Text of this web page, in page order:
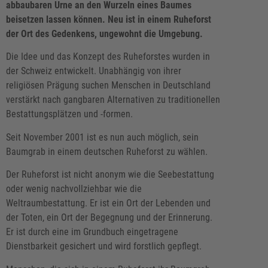
abbaubaren Urne an den Wurzeln eines Baumes
beisetzen lassen können. Neu ist in einem Ruheforst
der Ort des Gedenkens, ungewohnt die Umgebung.
Die Idee und das Konzept des Ruheforstes wurden in
der Schweiz entwickelt. Unabhängig von ihrer
religiösen Prägung suchen Menschen in Deutschland
verstärkt nach gangbaren Alternativen zu traditionellen
Bestattungsplätzen und -formen.
Seit November 2001 ist es nun auch möglich, sein
Baumgrab in einem deutschen Ruheforst zu wählen.
Der Ruheforst ist nicht anonym wie die Seebestattung
oder wenig nachvollziehbar wie die
Weltraumbestattung. Er ist ein Ort der Lebenden und
der Toten, ein Ort der Begegnung und der Erinnerung.
Er ist durch eine im Grundbuch eingetragene
Dienstbarkeit gesichert und wird forstlich gepflegt.